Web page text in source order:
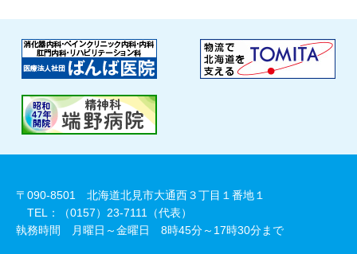
〒090-8501 北海道北見市大通西３丁目１番地１
TEL：（0157）23-7111（代表）
執務時間 月曜日～金曜日 8時45分～17時30分まで